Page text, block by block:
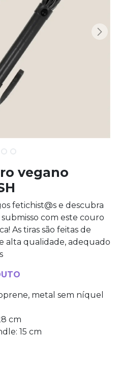
vegano
fetichist@s e descubra
com este couro
As tiras são feitas de
alta qualidade, adequado
metal sem níquel
cm
15 cm